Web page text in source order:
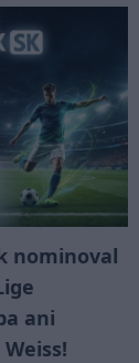
nominoval
ani